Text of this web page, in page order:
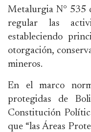
Metalurgia N° 535
regular las
estableciendo
otorgación,
mineros.
En el marco
protegidas de
Constitución
que “las Áreas